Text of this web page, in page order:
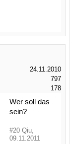
24.11.2010
797
178
Wer soll das
sein?
#20 Qiu
09.11.2011